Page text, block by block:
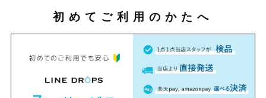
初めてご利用のかたへ